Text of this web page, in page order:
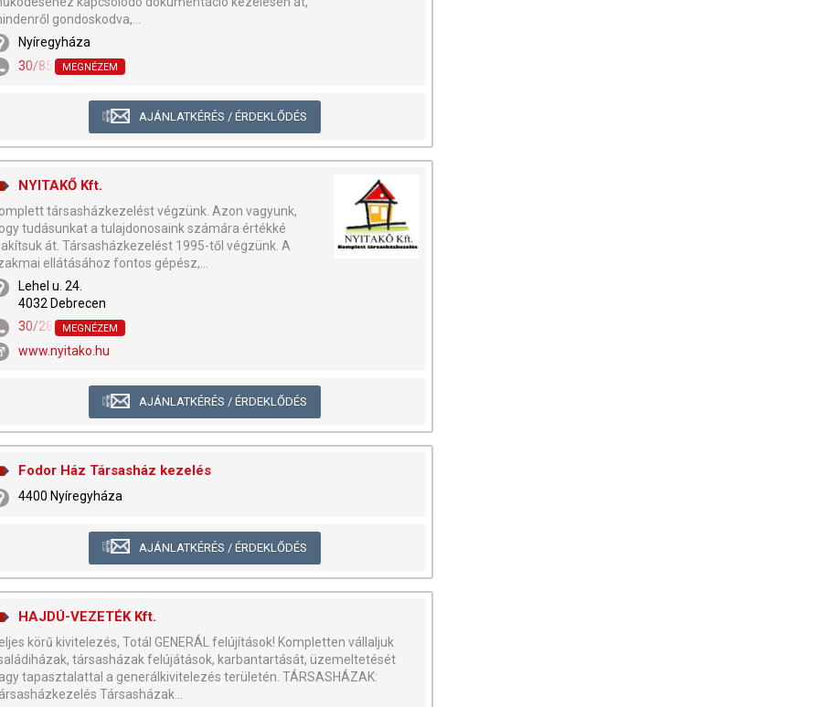
gondoskodva,...
Nyíregyháza
30/850-9809
MEGNÉZEM
AJÁNLATKÉRÉS / ÉRDEKLŐDÉS
NYITAKŐ Kft.
társasházkezelést végzünk. Azon vagyunk,
tudásunkat a tulajdonosaink számára értékké
át. Társasházkezelést 1995-től végzünk. A
ellátásához fontos gépész,...
Lehel u. 24.
4032 Debrecen
30/289-3756
MEGNÉZEM
www.nyitako.hu
AJÁNLATKÉRÉS / ÉRDEKLŐDÉS
Fodor Ház Társasház kezelés
4400 Nyíregyháza
AJÁNLATKÉRÉS / ÉRDEKLŐDÉS
HAJDÚ-VEZETÉK Kft.
körű kivitelezés, Totál GENERÁL felújítások! Kompletten vállaljuk
társasházak felújátások, karbantartását, üzemeltetését
tapasztalattal a generálkivitelezés területén. TÁRSASHÁZAK:
Társasházak...